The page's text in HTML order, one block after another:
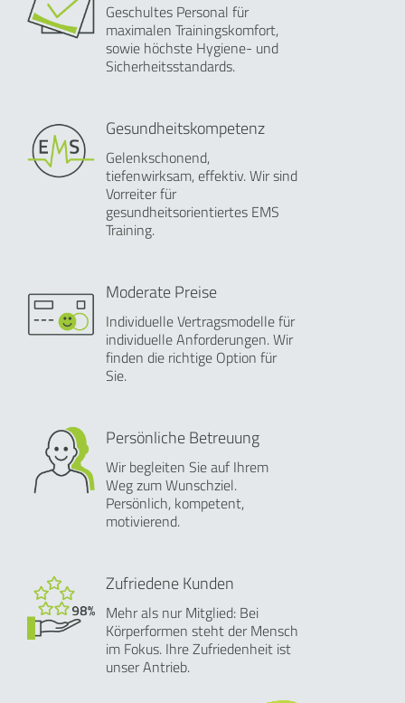
Geschultes Personal für
maximalen Trainingskomfort,
sowie höchste Hygiene- und
Sicherheitsstandards.
Gesundheitskompetenz
Gelenkschonend,
tiefenwirksam, effektiv. Wir sind
Vorreiter für
gesundheitsorientiertes EMS
Training.
Moderate Preise
Individuelle Vertragsmodelle für
individuelle Anforderungen. Wir
finden die richtige Option für
Sie.
Persönliche Betreuung
Wir begleiten Sie auf Ihrem
Weg zum Wunschziel.
Persönlich, kompetent,
motivierend.
Zufriedene Kunden
Mehr als nur Mitglied: Bei
Körperformen steht der Mensch
im Fokus. Ihre Zufriedenheit ist
unser Antrieb.